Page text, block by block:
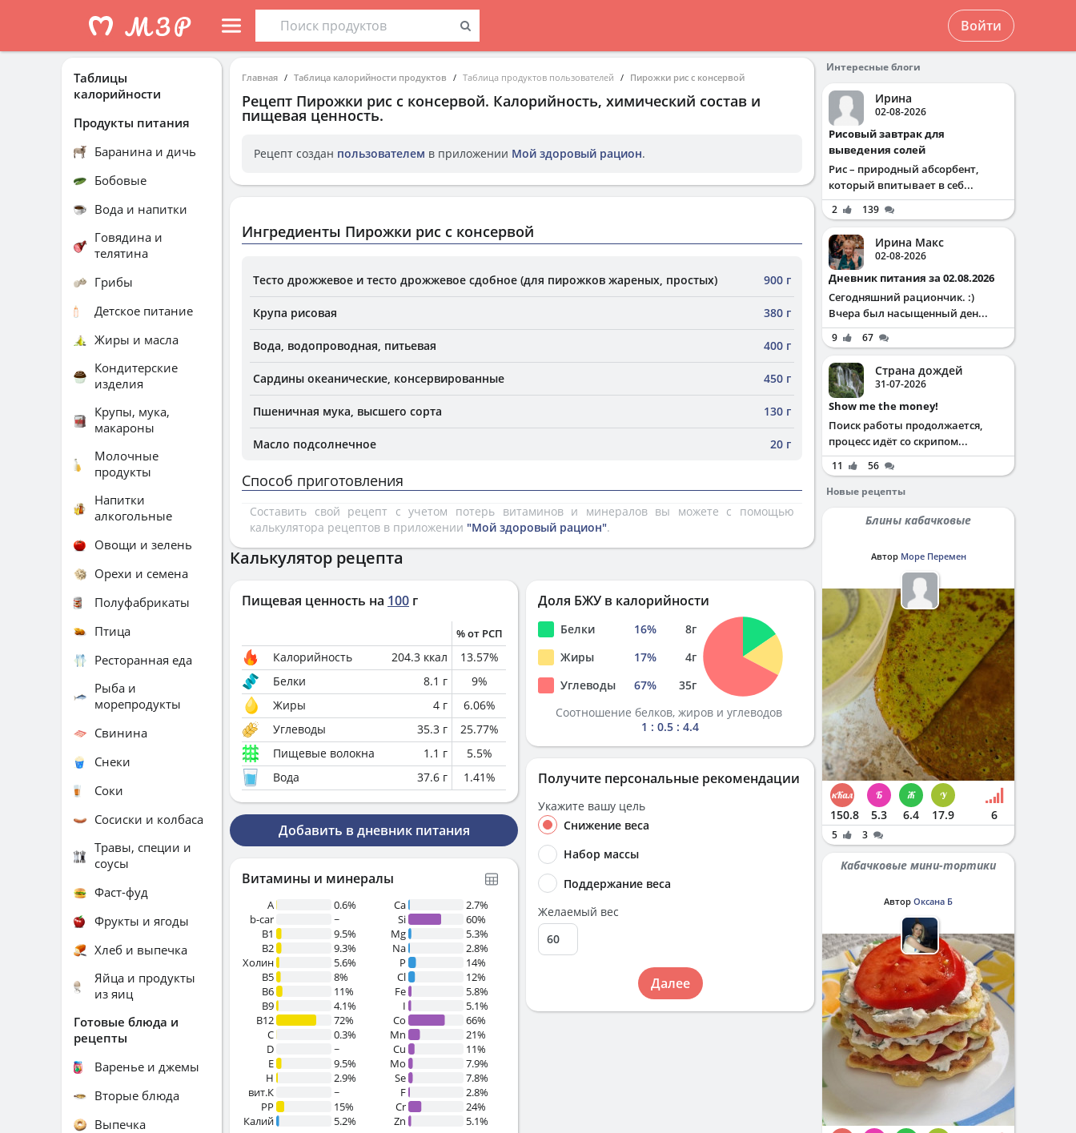
Войти
Главная Таблица калорийности продуктов Таблица продуктов пользователей Пирожки рис с консервой
Рецепт Пирожки рис с консервой. Калорийность, химический состав и
пищевая ценность.
Рецепт создан пользователем в приложении Мой здоровый рацион.
Ингредиенты Пирожки рис с консервой
Тесто дрожжевое и тесто дрожжевое сдобное (для пирожков жареных, простых) 900 г
Крупа рисовая 380 г
Вода, водопроводная, питьевая 400 г
Сардины океанические, консервированные 450 г
Пшеничная мука, высшего сорта 130 г
Масло подсолнечное 20 г
Способ приготовления
Составить свой рецепт с учетом потерь витаминов и минералов вы можете с помощью
калькулятора рецептов в приложении "Мой здоровый рацион".
Калькулятор рецепта
Пищевая ценность на 100 г
% от РСП
Калорийность 204.3 ккал 13.57%
Белки
8.1 г 9%
Жиры
4 г 6.06%
Углеводы
35.3 г 25.77%
Пищевые волокна
1.1 г 5.5%
Вода
37.6 г 1.41%
Добавить в дневник питания
Витамины и минералы
A
0.6%
b-car
~
В1
9.5%
B2
9.3%
Холин
5.6%
B5
8%
B6
11%
B9
4.1%
B12
72%
C
0.3%
D
~
E
9.5%
H
2.9%
вит.К
~
PP
15%
Калий
5.2%
Ca
2.7%
Si
60%
Mg
5.3%
Na
2.8%
P
14%
Cl
12%
Fe
5.8%
I
5.1%
Co
66%
Mn
21%
Cu
11%
Mo
7.9%
Se
7.8%
F
2.8%
Cr
24%
Zn
5.1%
Доля БЖУ в калорийности
Белки 16% 8г
Жиры
17% 4г
Углеводы
67% 35г
Соотношение белков, жиров и углеводов
1 : 0.5 : 4.4
Получите персональные рекомендации
Укажите вашу цель
Снижение веса
Набор массы
Поддержание веса
Желаемый вес
Далее
Таблицы
калорийности
Продукты питания
Баранина и дичь
Бобовые
Вода и напитки
Говядина и
телятина
Грибы
Детское питание
Жиры и масла
Кондитерские
изделия
Крупы, мука,
макароны
Молочные
продукты
Напитки
алкогольные
Овощи и зелень
Орехи и семена
Полуфабрикаты
Птица
Ресторанная еда
Рыба и
морепродукты
Свинина
Снеки
Соки
Сосиски и колбаса
Травы, специи и
соусы
Фаст-фуд
Фрукты и ягоды
Хлеб и выпечка
Яйца и продукты
из яиц
Готовые блюда и
рецепты
Варенье и джемы
Вторые блюда
Выпечка
Интересные блоги
Ирина
02-08-2026
Рисовый завтрак для
выведения солей
Рис – природный абсорбент,
который впитывает в себ...
2 139
Ирина Макс
02-08-2026
Дневник питания за 02.08.2026
Сегодняшний рациончик. :)
Вчера был насыщенный ден...
9 67
Страна дождей
31-07-2026
Show me the money!
Поиск работы продолжается,
процесс идёт со скрипом...
11
56
Новые рецепты
Блины кабачковые
Автор Море Перемен
150.8 5.3 6.4 17.9 6
5 3
Кабачковые мини-тортики
Автор Оксана Б